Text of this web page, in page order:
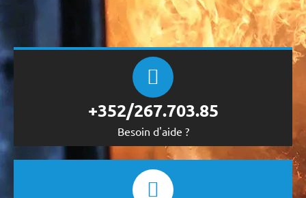
+352/267.703.85
Besoin d'aide ?